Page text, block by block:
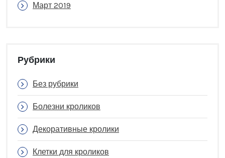
Март 2019
Рубрики
Без рубрики
Болезни кроликов
Декоративные кролики
Клетки для кроликов